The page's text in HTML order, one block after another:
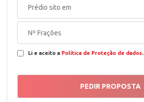
Li e aceito a Política de Proteção de dados.